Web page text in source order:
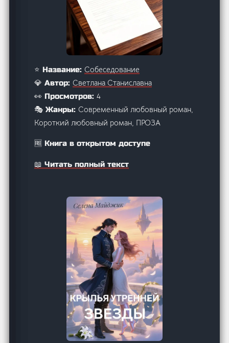
⭐ Название:Собеседование
💎 Автор:Светлана Станиславна
👀 Просмотров:4
🎭 Жанры:Современный любовный роман,
Короткий любовный роман, ПРОЗА
🆓 Книга в открытом доступе
📖 Читать полный текст